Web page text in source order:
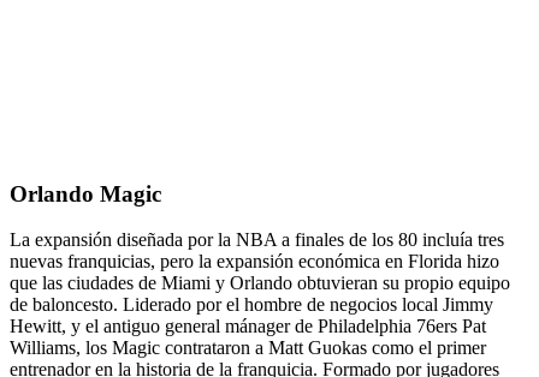
Orlando Magic
La expansión diseñada por la NBA a finales de los 80 incluía tres
nuevas franquicias, pero la expansión económica en Florida hizo
que las ciudades de Miami y Orlando obtuvieran su propio equipo
de baloncesto. Liderado por el hombre de negocios local Jimmy
Hewitt, y el antiguo general mánager de Philadelphia 76ers Pat
Williams, los Magic contrataron a Matt Guokas como el primer
entrenador en la historia de la franquicia. Formado por jugadores